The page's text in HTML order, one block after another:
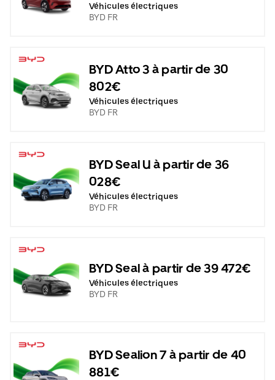
Véhicules électriques
BYD FR
BYD Atto 3 à partir de 30
802€
Véhicules électriques
BYD FR
BYD Seal U à partir de 36
028€
Véhicules électriques
BYD FR
BYD Seal à partir de 39 472€
Véhicules électriques
BYD FR
BYD Sealion 7 à partir de 40
881€